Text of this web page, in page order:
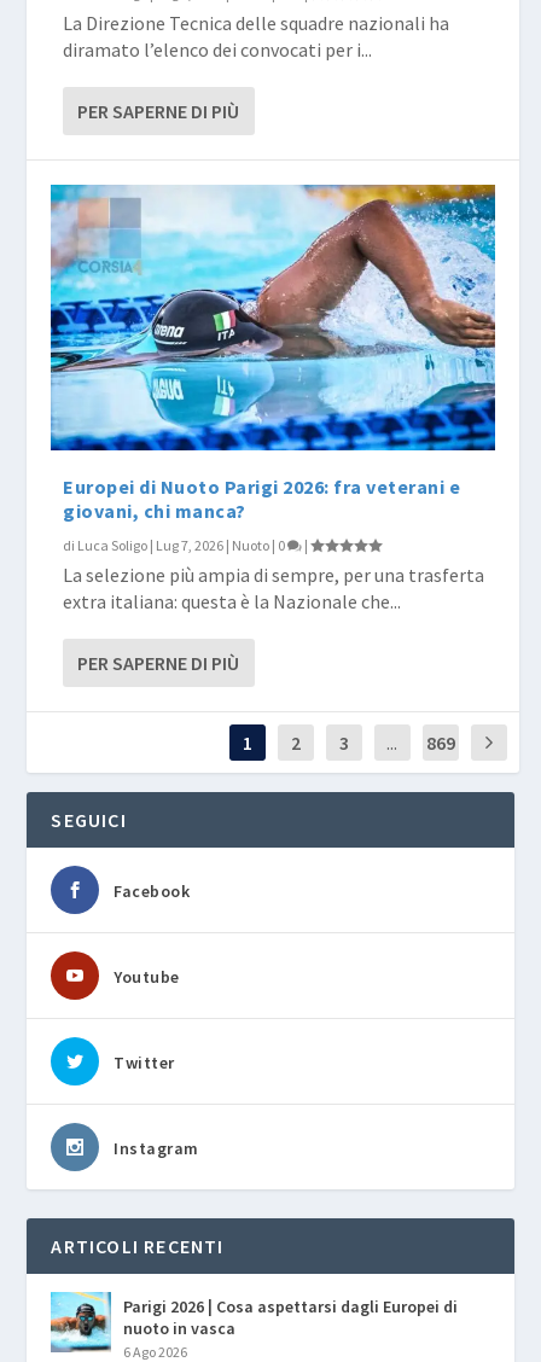
La Direzione Tecnica delle squadre nazionali ha
diramato l’elenco dei convocati per i...
PER SAPERNE DI PIÙ
Europei di Nuoto Parigi 2026: fra veterani e
giovani, chi manca?
di Luca Soligo | Lug 7, 2026 | Nuoto | 0 |
La selezione più ampia di sempre, per una trasferta
extra italiana: questa è la Nazionale che...
PER SAPERNE DI PIÙ
1 2 3 ... 869
SEGUICI
Facebook
Youtube
Twitter
Instagram
ARTICOLI RECENTI
Parigi 2026 | Cosa aspettarsi dagli Europei di
nuoto in vasca
6 Ago 2026